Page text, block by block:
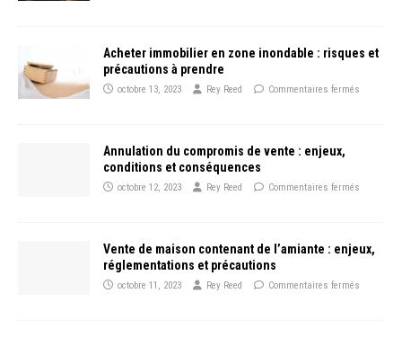
Acheter immobilier en zone inondable : risques et
précautions à prendre
octobre 13, 2023 Rey Reed Commentaires fermés
Annulation du compromis de vente : enjeux,
conditions et conséquences
octobre 12, 2023 Rey Reed Commentaires fermés
Vente de maison contenant de l’amiante : enjeux,
réglementations et précautions
octobre 11, 2023 Rey Reed Commentaires fermés